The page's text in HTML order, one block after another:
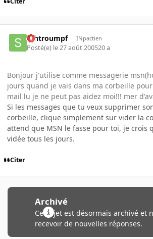
schtroumpf INpactien
Posté(e) le 27 août 200520 a
Bonjour j'utilise comme messagerie
jours quand je vais dans ma corbeille
mail lu je ne peut pas aidez moi!!! mer
Si les messages que tu veux supprimer
corbeille, clique simplement sur vider la
attend que MSN le fasse pour toi, je crois
vidée tous les jours.
Citer
Archivé
Ce sujet est désormais archivé et
recevoir de nouvelles réponses.